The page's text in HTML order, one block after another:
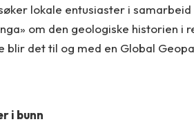
lokale entusiaster i
om den geologiske historien i
blir det til og med en Global
i bunn